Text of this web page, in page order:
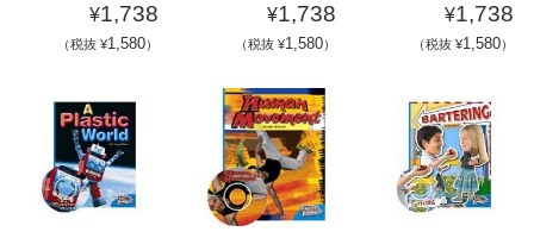
¥1,738
（税抜 ¥1,580）
¥1,738
（税抜 ¥1,580）
¥1,738
（税抜 ¥1,580）